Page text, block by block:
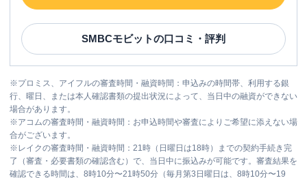
SMBCモビットの口コミ・評判
※プロミス、アイフルの審査時間・融資時間：申込みの時間帯、利用する銀
行、曜日、または本人確認書類の提出状況によって、当日中の融資ができない
場合があります。
※アコムの審査時間・融資時間：お申込時間や審査によりご希望に添えない場
合がございます。
※ レイクの審査時間・融資時間：21時（日曜日は18時）までの契約手続き完
了（審査・必要書類の確認含む）で、当日中に振込みが可能です。審査結果を
確認できる時間は、8時10分〜21時50分（毎月第3日曜日は、8時10分〜19